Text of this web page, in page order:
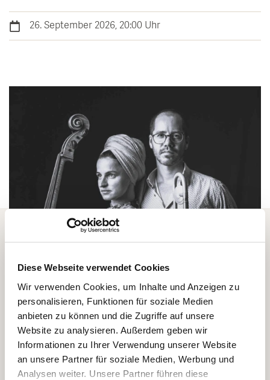
Diese Webseite verwendet Cookies
Wir verwenden Cookies, um Inhalte und Anzeigen zu
personalisieren, Funktionen für soziale Medien
anbieten zu können und die Zugriffe auf unsere
Website zu analysieren. Außerdem geben wir
Informationen zu Ihrer Verwendung unserer Website
an unsere Partner für soziale Medien, Werbung und
Analysen weiter. Unsere Partner führen diese
Day Spa
Radfahren & E-Bike
Klosterhof Schubertiade
26. September 2026, 20:00 Uhr
Vollmondkonzerte im Klosterhof:
Immer wenn der Vollmond mit seiner Pracht hoch über
den Bergen steht, öffnen wir unsere Türen für Live-
Konzerte. Musikalische Überraschungen im
Wellnesshotel mit Live Musik - auch das erwartet unsere